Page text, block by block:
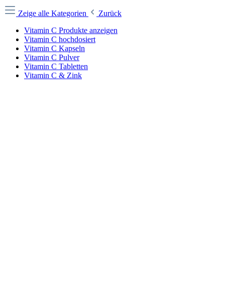
Zeige alle Kategorien
Zurück
Vitamin C Produkte anzeigen
Vitamin C hochdosiert
Vitamin C Kapseln
Vitamin C Pulver
Vitamin C Tabletten
Vitamin C & Zink